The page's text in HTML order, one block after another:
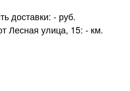
доставки: -руб.
Лесная улица, 15: -км.